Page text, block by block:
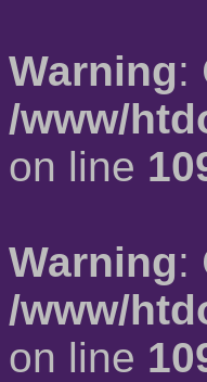
Warning:
/www/
on line
Warning:
/www/
on line